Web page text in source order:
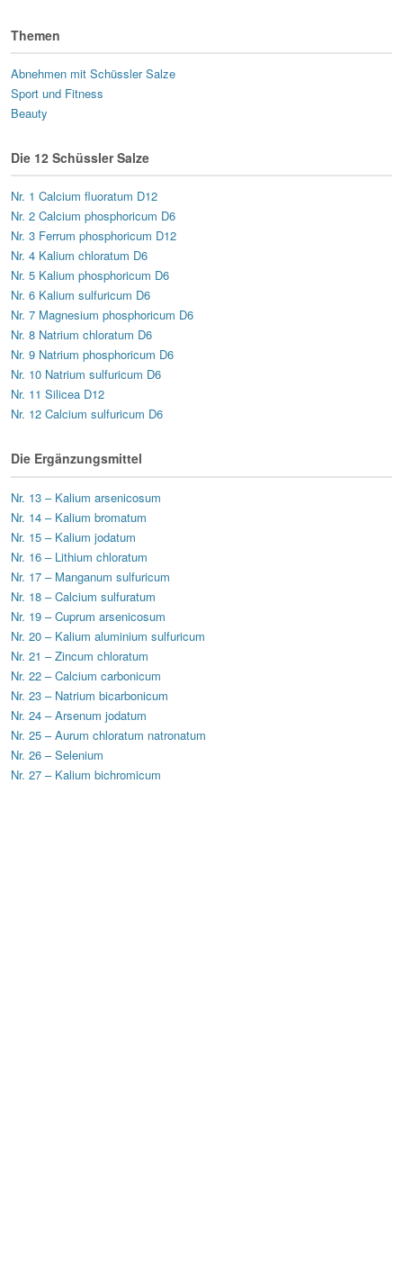
Themen
Abnehmen mit Schüssler Salze
Sport und Fitness
Beauty
Die 12 Schüssler Salze
Nr. 1 Calcium fluoratum D12
Nr. 2 Calcium phosphoricum D6
Nr. 3 Ferrum phosphoricum D12
Nr. 4 Kalium chloratum D6
Nr. 5 Kalium phosphoricum D6
Nr. 6 Kalium sulfuricum D6
Nr. 7 Magnesium phosphoricum D6
Nr. 8 Natrium chloratum D6
Nr. 9 Natrium phosphoricum D6
Nr. 10 Natrium sulfuricum D6
Nr. 11 Silicea D12
Nr. 12 Calcium sulfuricum D6
Die Ergänzungsmittel
Nr. 13 – Kalium arsenicosum
Nr. 14 – Kalium bromatum
Nr. 15 – Kalium jodatum
Nr. 16 – Lithium chloratum
Nr. 17 – Manganum sulfuricum
Nr. 18 – Calcium sulfuratum
Nr. 19 – Cuprum arsenicosum
Nr. 20 – Kalium aluminium sulfuricum
Nr. 21 – Zincum chloratum
Nr. 22 – Calcium carbonicum
Nr. 23 – Natrium bicarbonicum
Nr. 24 – Arsenum jodatum
Nr. 25 – Aurum chloratum natronatum
Nr. 26 – Selenium
Nr. 27 – Kalium bichromicum